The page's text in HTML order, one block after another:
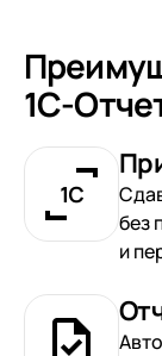
1С-
без
и
1С-
1С:Фреш
Доки 1С